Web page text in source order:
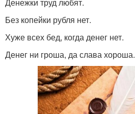
Без копейки рубля нет.
Хуже всех бед, когда денег нет.
Денег ни гроша, да слава хороша.